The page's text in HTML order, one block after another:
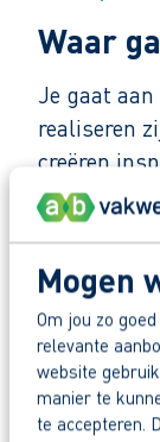
Mogen
Om jou zo
relevante
website
manier te
te accepteren.
Waar
Je gaat
realiseren
creëren
Zo maak je
Reageer
Waarom
Snel
Deel deze
Solliciteer